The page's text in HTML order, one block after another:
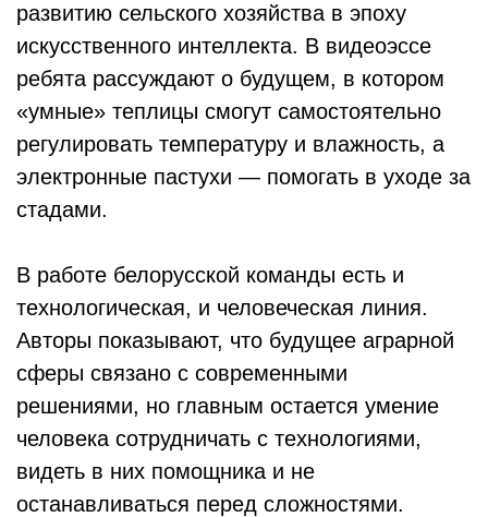
развитию сельского хозяйства в эпоху
искусственного интеллекта. В видеоэссе
ребята рассуждают о будущем, в котором
«умные» теплицы смогут самостоятельно
регулировать температуру и влажность, а
электронные пастухи — помогать в уходе за
стадами.
В работе белорусской команды есть и
технологическая, и человеческая линия.
Авторы показывают, что будущее аграрной
сферы связано с современными
решениями, но главным остается умение
человека сотрудничать с технологиями,
видеть в них помощника и не
останавливаться перед сложностями.